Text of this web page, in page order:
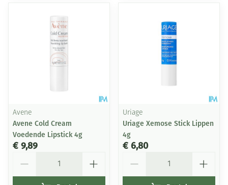
Avene
Avene Cold Cream
Voedende Lipstick 4g
€ 9,89
Uriage
Uriage Xemose Stick Lippen
4g
€ 6,80